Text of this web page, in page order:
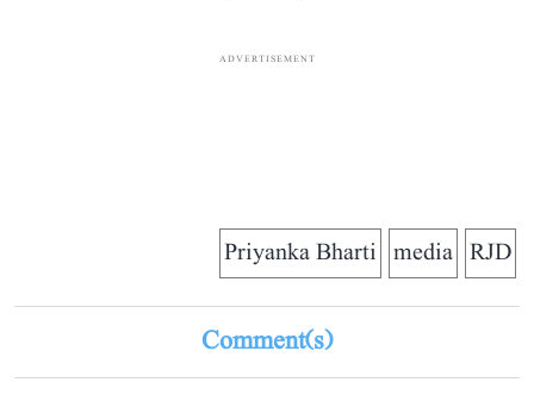
ADVERTISEMENT
RJD
media
Priyanka Bharti
Comment(s)